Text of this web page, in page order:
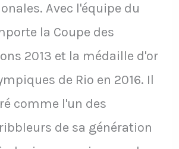
Avec l'équipe du
la Coupe des
2013 et la médaille d'or
de Rio en 2016. Il
comme l'un des
de sa génération